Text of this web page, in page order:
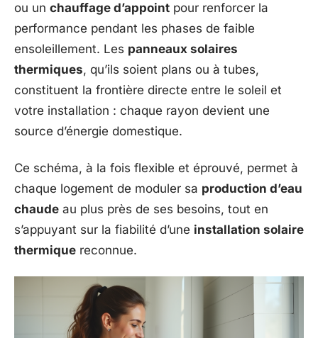
ou un chauffage d’appoint pour renforcer la
performance pendant les phases de faible
ensoleillement. Les panneaux solaires
thermiques, qu’ils soient plans ou à tubes,
constituent la frontière directe entre le soleil et
votre installation : chaque rayon devient une
source d’énergie domestique.
Ce schéma, à la fois flexible et éprouvé, permet à
chaque logement de moduler sa production d’eau
chaude au plus près de ses besoins, tout en
s’appuyant sur la fiabilité d’une installation solaire
thermique reconnue.